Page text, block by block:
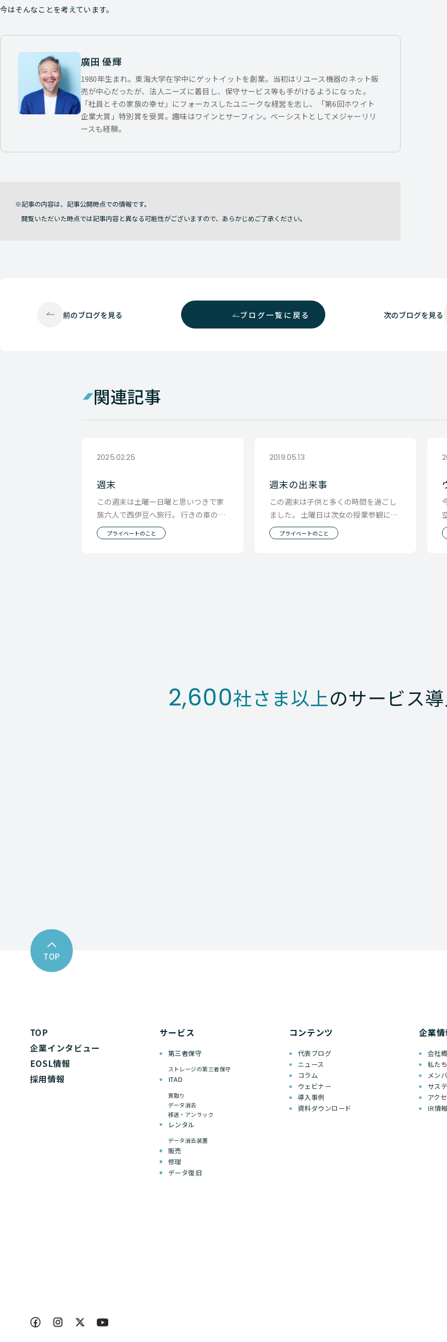
今はそんなことを考えています。
廣田 優輝
1980年生まれ。東海大学在学中にゲットイットを創業。当初はリユース機器のネット販
売が中心だったが、法人ニーズに着目し、保守サービス等も手がけるようになった。
「社員とその家族の幸せ」にフォーカスしたユニークな経営を志し、「第6回ホワイト
企業大賞」特別賞を受賞。趣味はワインとサーフィン。ベーシストとしてメジャーリリ
ースも経験。
記事の内容は、記事公開時点での情報です。
閲覧いただいた時点では記事内容と異なる可能性がございますので、あらかじめご了承ください。
前のブログを見る ブログ一覧に戻る 次のブログを見る
関連記事
2025.02.25
週末
この週末は土曜ー日曜と思いつきで家
族六人で西伊豆へ旅行。 行きの車の中
では透明の横浜町田付近から大渋滞 動
かない車の外に
プライベートのこと
2019.05.13
週末の出来事
この週末は子供と多くの時間を過ごし
ました。 土曜日は次女の授業参観に行
き、 帰ってきてからは暑くてプールに
行きたいという
プライベートのこと
2,600社さま以上のサービス
TOP
TOP
企業インタビュー
EOSL情報
採用情報
サービス
第三者保守
ストレージの第三者保守
ITAD
買取り
データ消去
移送・アンラック
レンタル
データ消去装置
販売
修理
データ復旧
コンテンツ
代表ブログ
ニュース
コラム
ウェビナー
導入事例
資料ダウンロード
企業情
会社
私た
メン
サス
アク
IR情報